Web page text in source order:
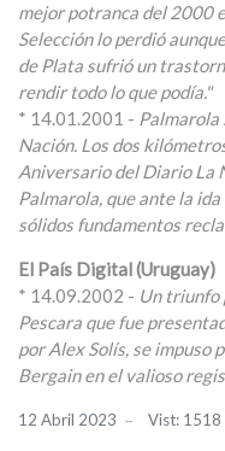
mejor potranca del 2000
Selección lo perdió
de Plata sufrió un
rendir todo lo que podía."
* 14.01.2001 - Palmarola
Nación. Los dos
Aniversario del Diario La
Palmarola, que ante la
sólidos fundamentos
El País Digital (Uruguay)
* 14.09.2002 - Un triunfo
Pescara que fue
por Alex Solís, se impuso
Bergain en el valioso
12 Abril 2023 Vist: 1518